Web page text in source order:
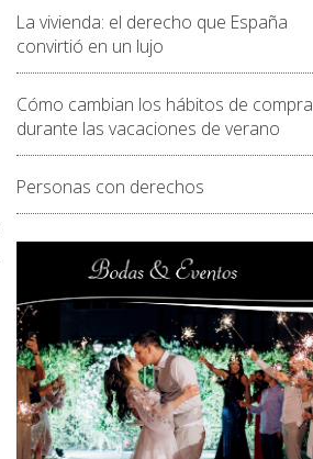
La vivienda: el derecho que España
convirtió en un lujo
Cómo cambian los hábitos de compra
durante las vacaciones de verano
Personas con derechos